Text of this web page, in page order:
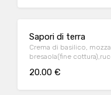
Sapori di terra
Crema di basilico,
bresaola(fine
cherry tomatoes,
20.00 €